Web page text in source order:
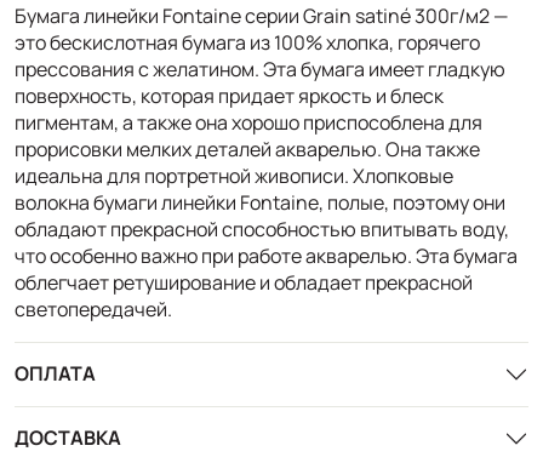
Бумага линейки Fontaine серии Grain satiné 300г/м2 —
это бескислотная бумага из 100% хлопка, горячего
прессования с желатином. Эта бумага имеет гладкую
поверхность, которая придает яркость и блеск
пигментам, а также она хорошо приспособлена для
прорисовки мелких деталей акварелью. Она также
идеальна для портретной живописи. Хлопковые
волокна бумаги линейки Fontaine, полые, поэтому они
обладают прекрасной способностью впитывать воду,
что особенно важно при работе акварелью. Эта бумага
облегчает ретуширование и обладает прекрасной
светопередачей.
ОПЛАТА
ДОСТАВКА